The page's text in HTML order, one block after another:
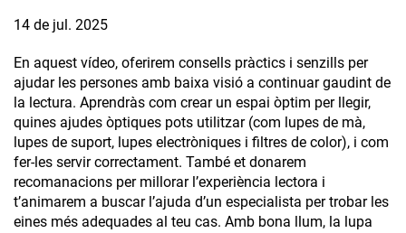
14 de jul. 2025
En aquest vídeo, oferirem consells pràctics i senzills per
ajudar les persones amb baixa visió a continuar gaudint de
la lectura. Aprendràs com crear un espai òptim per llegir,
quines ajudes òptiques pots utilitzar (com lupes de mà,
lupes de suport, lupes electròniques i filtres de color), i com
fer-les servir correctament. També et donarem
recomanacions per millorar l’experiència lectora i
t’animarem a buscar l’ajuda d’un especialista per trobar les
eines més adequades al teu cas. Amb bona llum, la lupa